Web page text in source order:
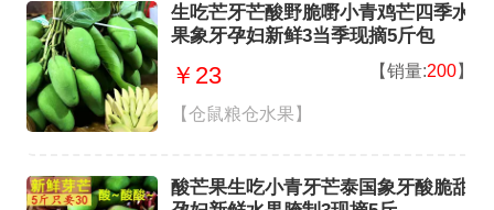
生吃芒牙芒酸野脆嘢小青鸡芒四季水
果象牙孕妇新鲜3当季现摘5斤包
￥23 【销量:200】
【仓鼠粮仓水果】
酸芒果生吃小青牙芒泰国象牙酸脆甜